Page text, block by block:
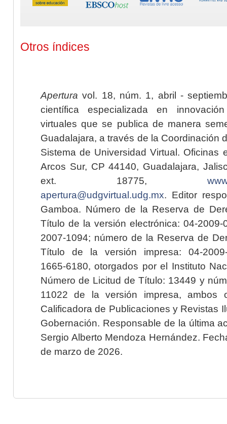
Otros índices
Apertura vol. 18, núm. 1, abril -
científica especializada en
virtuales que se publica de manera
Guadalajara, a través de la Coordinación
Sistema de Universidad Virtual. Oficinas
Arcos Sur, CP 44140, Guadalajara,
ext. 18775,
apertura@udgvirtual.udg.mx. Editor
Gamboa. Número de la Reserva de
Título de la versión electrónica: 04-2009-
2007-1094; número de la Reserva de
Título de la versión impresa: 04-2009-
1665-6180, otorgados por el Instituto
Número de Licitud de Título: 13449 y
11022 de la versión impresa, ambos
Calificadora de Publicaciones y Revistas
Gobernación. Responsable de la última
Sergio Alberto Mendoza Hernández.
de marzo de 2026.